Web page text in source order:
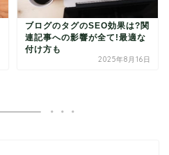
ブログのタグのSEO効果は?関
連記事への影響が全て!最適な
付け方も
2025年8月16日